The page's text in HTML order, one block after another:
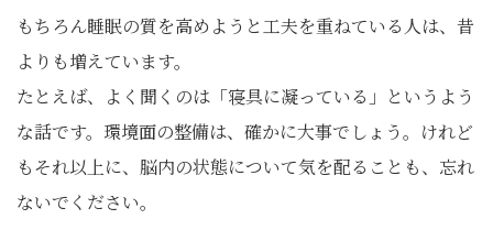
もちろん睡眠の質を高めようと工夫を重ねている人は、昔
よりも増えています。
たとえば、よく聞くのは「寝具に凝っている」というよう
な話です。環境面の整備は、確かに大事でしょう。けれど
もそれ以上に、脳内の状態について気を配ることも、忘れ
ないでください。